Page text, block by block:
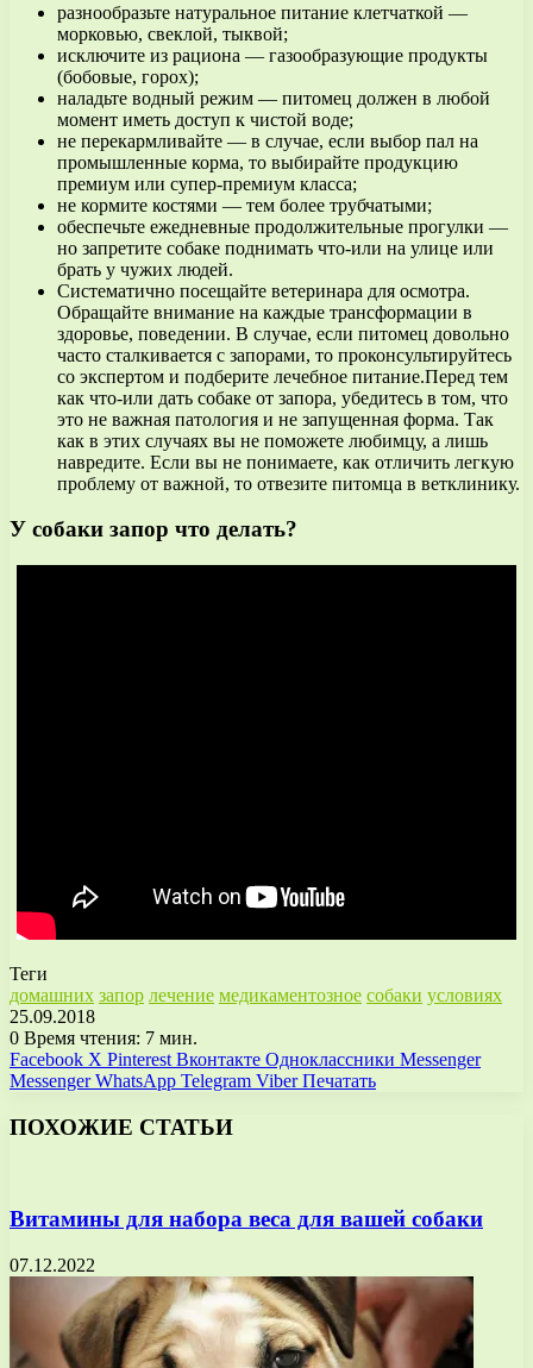
разнообразьте натуральное питание клетчаткой —
морковью, свеклой, тыквой;
исключите из рациона — газообразующие продукты
(бобовые, горох);
наладьте водный режим — питомец должен в любой
момент иметь доступ к чистой воде;
не перекармливайте — в случае, если выбор пал на
промышленные корма, то выбирайте продукцию
премиум или супер-премиум класса;
не кормите костями — тем более трубчатыми;
обеспечьте ежедневные продолжительные прогулки —
но запретите собаке поднимать что-или на улице или
брать у чужих людей.
Систематично посещайте ветеринара для осмотра.
Обращайте внимание на каждые трансформации в
здоровье, поведении. В случае, если питомец довольно
часто сталкивается с запорами, то проконсультируйтесь
со экспертом и подберите лечебное питание.Перед тем
как что-или дать собаке от запора, убедитесь в том, что
это не важная патология и не запущенная форма. Так
как в этих случаях вы не поможете любимцу, а лишь
навредите. Если вы не понимаете, как отличить легкую
проблему от важной, то отвезите питомца в ветклинику.
У собаки запор что делать?
Теги
домашних запор лечение медикаментозное собаки условиях
25.09.2018
0 Время чтения: 7 мин.
Facebook X Pinterest Вконтакте Одноклассники Messenger
Messenger WhatsApp Telegram Viber Печатать
ПОХОЖИЕ СТАТЬИ
Витамины для набора веса для вашей собаки
07.12.2022